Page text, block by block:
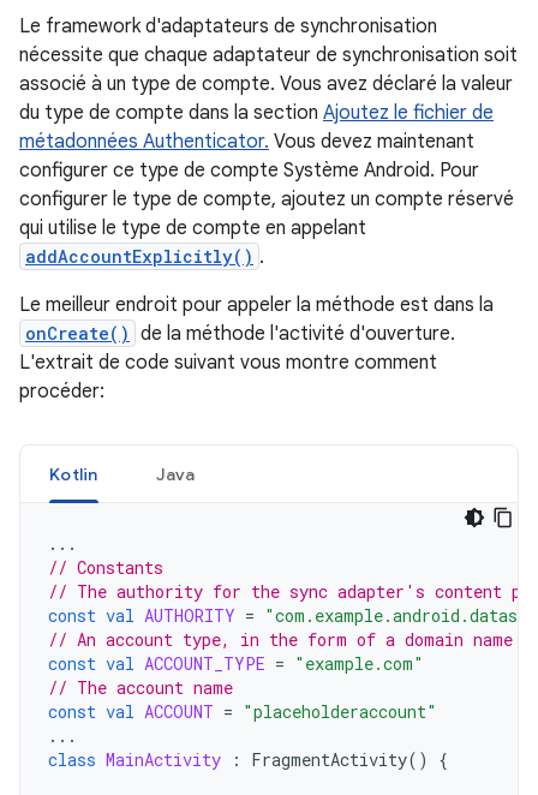
Le framework d'adaptateurs de synchronisation
nécessite que chaque adaptateur de synchronisation soit
associé à un type de compte. Vous avez déclaré la valeur
du type de compte dans la section Ajoutez le fichier de
métadonnées Authenticator. Vous devez maintenant
configurer ce type de compte Système Android. Pour
configurer le type de compte, ajoutez un compte réservé
qui utilise le type de compte en appelant
addAccountExplicitly() .
Le meilleur endroit pour appeler la méthode est dans la
onCreate() de la méthode l'activité d'ouverture.
L'extrait de code suivant vous montre comment
procéder:
Kotlin Java
...
// Constants
// The authority for the sync adapter's content
const val AUTHORITY =
// An account type, in the form of a domain name
const val ACCOUNT_TYPE = "example.com"
// The account name
const val ACCOUNT = "placeholderaccount"
...
class MainActivity : FragmentActivity() {